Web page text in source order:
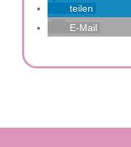
teilen
E-Mail